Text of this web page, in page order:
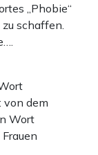
„Phobie“
schaffen.
von dem
Wort
Frauen